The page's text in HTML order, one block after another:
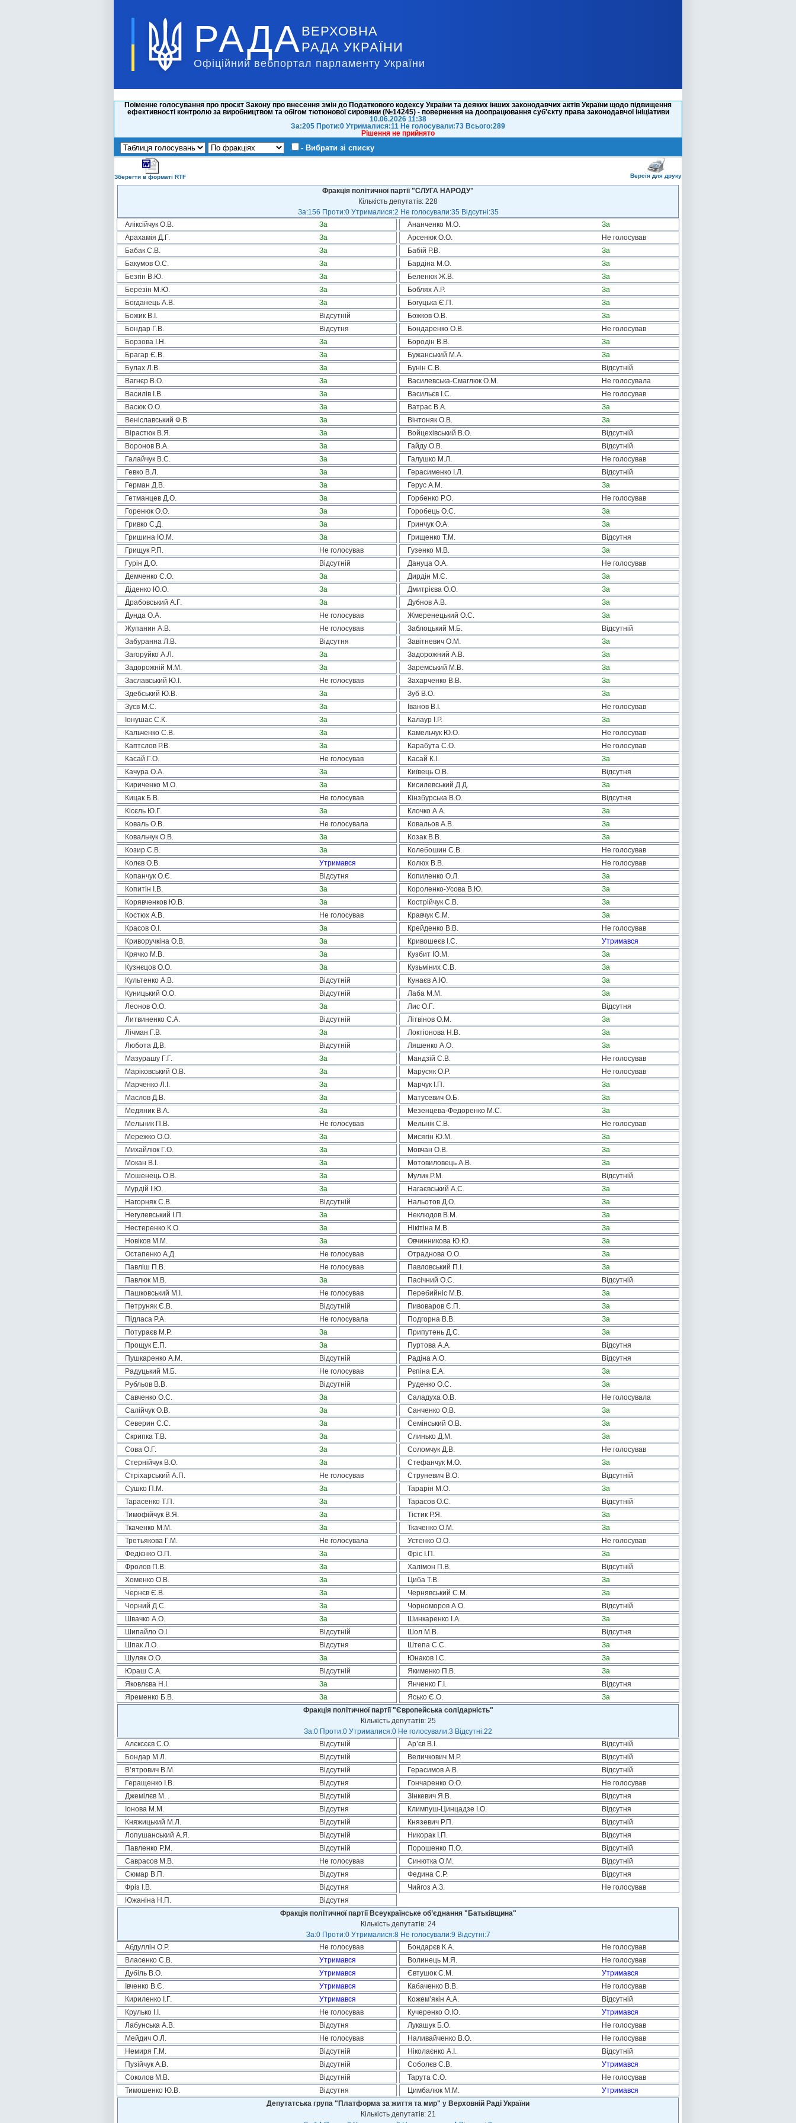
РАДА ВЕРХОВНА
РАДА УКРАЇНИ
Офіційний вебпортал парламенту України
Поіменне голосування про проєкт Закону про внесення змін до Податкового кодексу України та деяких інших законодавчих актів України щодо підвищення
ефективності контролю за виробництвом та обігом тютюнової сировини (№14245) - повернення на доопрацювання суб'єкту права законодавчої ініціативи
10.06.2026 11:38
За:205 Проти:0 Утрималися:11 Не голосували:73 Всього:289
Рішення не прийнято
- Вибрати зі списку
Зберегти в форматі RTF Версія для друку
Фракція політичної партії "СЛУГА НАРОДУ"
Кількість депутатів: 228
За:156 Проти:0 Утрималися:2 Не голосували:35 Відсутні:35
Аліксійчук О.В.
За Ананченко М.О.
За
Арахамія Д.Г.
За Арсенюк О.О.
Не голосував
Бабак С.В.
За Бабій Р.В.
За
Бакумов О.С.
За Бардіна М.О.
За
Безгін В.Ю.
За Беленюк Ж.В.
За
Березін М.Ю.
За Боблях А.Р.
За
Богданець А.В.
За Богуцька Є.П.
За
Божик В.І.
Відсутній Божков О.В.
За
Бондар Г.В.
Відсутня Бондаренко О.В.
Не голосував
Борзова І.Н.
За Бородін В.В.
За
Брагар Є.В.
За Бужанський М.А.
За
Булах Л.В.
За Бунін С.В.
Відсутній
Вагнєр В.О.
За Василевська-Смаглюк О.М.
Не голосувала
Василів І.В.
За Васильєв І.С.
Не голосував
Васюк О.О.
За Ватрас В.А.
За
Веніславський Ф.В.
За Вінтоняк О.В.
За
Вірастюк В.Я.
За Войцехівський В.О.
Відсутній
Воронов В.А.
За Гайду О.В.
Відсутній
Галайчук В.С.
За Галушко М.Л.
Не голосував
Гевко В.Л.
За Герасименко І.Л.
Відсутній
Герман Д.В.
За Герус А.М.
За
Гетманцев Д.О.
За Горбенко Р.О.
Не голосував
Горенюк О.О.
За Горобець О.С.
За
Гривко С.Д.
За Гринчук О.А.
За
Гришина Ю.М.
За Грищенко Т.М.
Відсутня
Грищук Р.П.
Не голосував Гузенко М.В.
За
Гурін Д.О.
Відсутній Дануца О.А.
Не голосував
Демченко С.О.
За Дирдін М.Є.
За
Діденко Ю.О.
За Дмитрієва О.О.
За
Драбовський А.Г.
За Дубнов А.В.
За
Дунда О.А.
Не голосував Жмеренецький О.С.
За
Жупанин А.В.
Не голосував Заблоцький М.Б.
Відсутній
Забуранна Л.В.
Відсутня Завітневич О.М.
За
Загоруйко А.Л.
За Задорожний А.В.
За
Задорожній М.М.
За Заремський М.В.
За
Заславський Ю.І.
Не голосував Захарченко В.В.
За
Здебський Ю.В.
За Зуб В.О.
За
Зуєв М.С.
За Іванов В.І.
Не голосував
Іонушас С.К.
За Калаур І.Р.
За
Кальченко С.В.
За Камельчук Ю.О.
Не голосував
Каптєлов Р.В.
За Карабута С.О.
Не голосував
Касай Г.О.
Не голосував Касай К.І.
За
Качура О.А.
За Київець О.В.
Відсутня
Кириченко М.О.
За Кисилевський Д.Д.
За
Кицак Б.В.
Не голосував Кінзбурська В.О.
Відсутня
Кісєль Ю.Г.
За Клочко А.А.
За
Коваль О.В.
Не голосувала Ковальов А.В.
За
Ковальчук О.В.
За Козак В.В.
За
Козир С.В.
За Колебошин С.В.
Не голосував
Колєв О.В.
Утримався Колюх В.В.
Не голосував
Копанчук О.Є.
Відсутня Копиленко О.Л.
За
Копитін І.В.
За Короленко-Усова В.Ю.
За
Корявченков Ю.В.
За Кострійчук С.В.
За
Костюх А.В.
Не голосував Кравчук Є.М.
За
Красов О.І.
За Крейденко В.В.
Не голосував
Криворучкіна О.В.
За Кривошеєв І.С.
Утримався
Крячко М.В.
За Кузбит Ю.М.
За
Кузнєцов О.О.
За Кузьміних С.В.
За
Культенко А.В.
Відсутній Кунаєв А.Ю.
За
Куницький О.О.
Відсутній Лаба М.М.
За
Леонов О.О.
За Лис О.Г.
Відсутня
Литвиненко С.А.
Відсутній Літвінов О.М.
За
Лічман Г.В.
За Локтіонова Н.В.
За
Любота Д.В.
Відсутній Ляшенко А.О.
За
Мазурашу Г.Г.
За Мандзій С.В.
Не голосував
Маріковський О.В.
За Марусяк О.Р.
Не голосував
Марченко Л.І.
За Марчук І.П.
За
Маслов Д.В.
За Матусевич О.Б.
За
Медяник В.А.
За Мезенцева-Федоренко М.С.
За
Мельник П.В.
Не голосував Мельнік С.В.
Не голосував
Мережко О.О.
За Мисягін Ю.М.
За
Михайлюк Г.О.
За Мовчан О.В.
За
Мокан В.І.
За Мотовиловець А.В.
За
Мошенець О.В.
За Мулик Р.М.
Відсутній
Мурдій І.Ю.
За Нагаєвський А.С.
За
Нагорняк С.В.
Відсутній Нальотов Д.О.
За
Негулевський І.П.
За Неклюдов В.М.
За
Нестеренко К.О.
За Нікітіна М.В.
За
Новіков М.М.
За Овчинникова Ю.Ю.
За
Остапенко А.Д.
Не голосував Отраднова О.О.
За
Павліш П.В.
Не голосував Павловський П.І.
За
Павлюк М.В.
За Пасічний О.С.
Відсутній
Пашковський М.І.
Не голосував Перебийніс М.В.
За
Петруняк Є.В.
Відсутній Пивоваров Є.П.
За
Підласа Р.А.
Не голосувала Подгорна В.В.
За
Потураєв М.Р.
За Припутень Д.С.
За
Прощук Е.П.
За Пуртова А.А.
Відсутня
Пушкаренко А.М.
Відсутній Радіна А.О.
Відсутня
Радуцький М.Б.
Не голосував Рєпіна Е.А.
За
Рубльов В.В.
Відсутній Руденко О.С.
За
Савченко О.С.
За Саладуха О.В.
Не голосувала
Салійчук О.В.
За Санченко О.В.
За
Северин С.С.
За Семінський О.В.
За
Скрипка Т.В.
За Слинько Д.М.
За
Сова О.Г.
За Соломчук Д.В.
Не голосував
Стернійчук В.О.
За Стефанчук М.О.
За
Стріхарський А.П.
Не голосував Струневич В.О.
Відсутній
Сушко П.М.
За Тарарін М.О.
За
Тарасенко Т.П.
За Тарасов О.С.
Відсутній
Тимофійчук В.Я.
За Тістик Р.Я.
За
Ткаченко М.М.
За Ткаченко О.М.
За
Третьякова Г.М.
Не голосувала Устенко О.О.
Не голосував
Федієнко О.П.
За Фріс І.П.
За
Фролов П.В.
За Халімон П.В.
Відсутній
Хоменко О.В.
За Циба Т.В.
За
Чернєв Є.В.
За Чернявський С.М.
За
Чорний Д.С.
За Чорноморов А.О.
Відсутній
Швачко А.О.
За Шинкаренко І.А.
За
Шипайло О.І.
Відсутній Шол М.В.
Відсутня
Шпак Л.О.
Відсутня Штепа С.С.
За
Шуляк О.О.
За Юнаков І.С.
За
Юраш С.А.
Відсутній Якименко П.В.
За
Яковлєва Н.І.
За Янченко Г.І.
Відсутня
Яременко Б.В.
За Ясько Є.О.
За
Фракція політичної партії "Європейська солідарність"
Кількість депутатів: 25
За:0 Проти:0 Утрималися:0 Не голосували:3 Відсутні:22
Алєксєєв С.О.
Відсутній Ар’єв В.І.
Відсутній
Бондар М.Л.
Відсутній Величкович М.Р.
Відсутній
В’ятрович В.М.
Відсутній Герасимов А.В.
Відсутній
Геращенко І.В.
Відсутня Гончаренко О.О.
Не голосував
Джемілєв М. .
Відсутній Зінкевич Я.В.
Відсутня
Іонова М.М.
Відсутня Климпуш-Цинцадзе І.О.
Відсутня
Княжицький М.Л.
Відсутній Князевич Р.П.
Відсутній
Лопушанський А.Я.
Відсутній Никорак І.П.
Відсутня
Павленко Р.М.
Відсутній Порошенко П.О.
Відсутній
Саврасов М.В.
Не голосував Синютка О.М.
Відсутній
Сюмар В.П.
Відсутня Федина С.Р.
Відсутня
Фріз І.В.
Відсутня Чийгоз А.З.
Не голосував
Южаніна Н.П.
Відсутня
Фракція політичної партії Всеукраїнське об’єднання "Батьківщина"
Кількість депутатів: 24
За:0 Проти:0 Утрималися:8 Не голосували:9 Відсутні:7
Абдуллін О.Р.
Не голосував Бондарєв К.А.
Не голосував
Власенко С.В.
Утримався Волинець М.Я.
Не голосував
Дубіль В.О.
Утримався Євтушок С.М.
Утримався
Івченко В.Є.
Утримався Кабаченко В.В.
Не голосував
Кириленко І.Г.
Утримався Кожем’якін А.А.
Відсутній
Крулько І.І.
Не голосував Кучеренко О.Ю.
Утримався
Лабунська А.В.
Відсутня Лукашук Б.О.
Не голосував
Мейдич О.Л.
Не голосував Наливайченко В.О.
Не голосував
Немиря Г.М.
Відсутній Ніколаєнко А.І.
Відсутній
Пузійчук А.В.
Відсутній Соболєв С.В.
Утримався
Соколов М.В.
Відсутній Тарута С.О.
Не голосував
Тимошенко Ю.В.
Відсутня Цимбалюк М.М.
Утримався
Депутатська група "Платформа за життя та мир" у Верховній Раді України
Кількість депутатів: 21